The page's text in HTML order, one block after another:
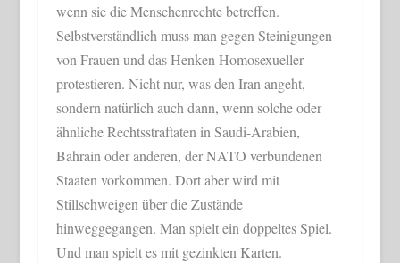
wenn sie die Menschenrechte betreffen.
Selbstverständlich muss man gegen Steinigungen
von Frauen und das Henken Homosexueller
protestieren. Nicht nur, was den Iran angeht,
sondern natürlich auch dann, wenn solche oder
ähnliche Rechtsstraftaten in Saudi-Arabien,
Bahrain oder anderen, der NATO verbundenen
Staaten vorkommen. Dort aber wird mit
Stillschweigen über die Zustände
hinweggegangen. Man spielt ein doppeltes Spiel.
Und man spielt es mit gezinkten Karten.